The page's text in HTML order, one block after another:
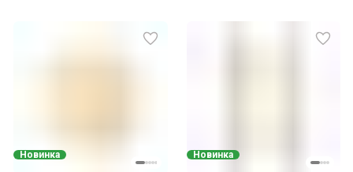
Новинка Новинка